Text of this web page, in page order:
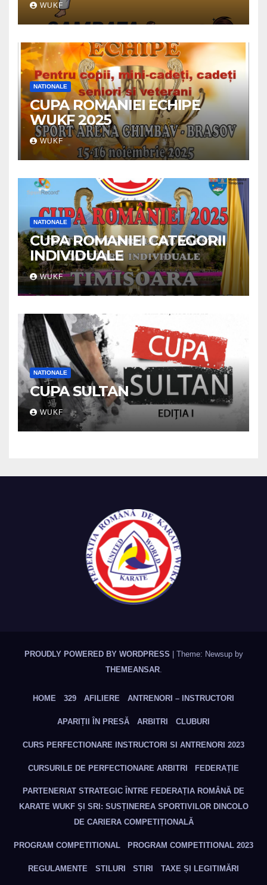
WUKF
NATIONALE
CUPA ROMANIEI ECHIPE
WUKF 2025
WUKF
NATIONALE
CUPA ROMANIEI CATEGORII
INDIVIDUALE
WUKF
NATIONALE
CUPA SULTAN
WUKF
PROUDLY POWERED BY WORDPRESS
Theme: Newsup by
THEMEANSAR.
HOME 329 AFILIERE ANTRENORI – INSTRUCTORI
APARIȚII ÎN PRESĂ ARBITRI CLUBURI
CURS PERFECTIONARE INSTRUCTORI SI ANTRENORI 2023
CURSURILE DE PERFECTIONARE ARBITRI FEDERAȚIE
PARTENERIAT STRATEGIC ÎNTRE FEDERAȚIA ROMÂNĂ DE
KARATE WUKF ȘI SRI: SUSȚINEREA SPORTIVILOR DINCOLO
DE CARIERA COMPETIȚIONALĂ
PROGRAM COMPETITIONAL PROGRAM COMPETITIONAL 2023
REGULAMENTE STILURI STIRI TAXE ȘI LEGITIMĂRI